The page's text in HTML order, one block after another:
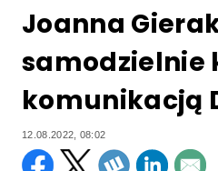
Joanna
samodzielnie
komunikacją
12.08.2022, 08:02